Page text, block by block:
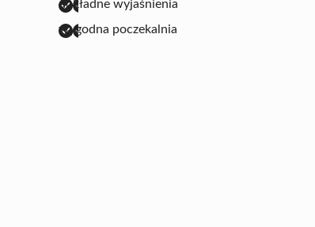
dokładne wyjaśnienia
wygodna poczekalnia